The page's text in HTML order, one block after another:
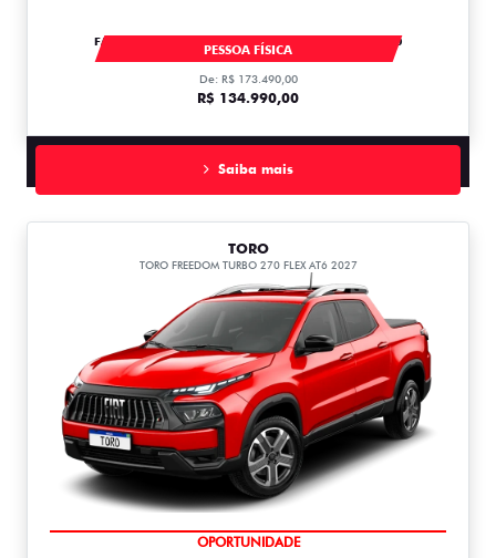
FASTBACK IMPETUS TURBO 200 MHEV AT FLEX T200
PESSOA FÍSICA
De: R$ 173.490,00
R$ 134.990,00
Saiba mais
TORO
TORO FREEDOM TURBO 270 FLEX AT6 2027
SUPERVALORIZAÇÃO DO USADO